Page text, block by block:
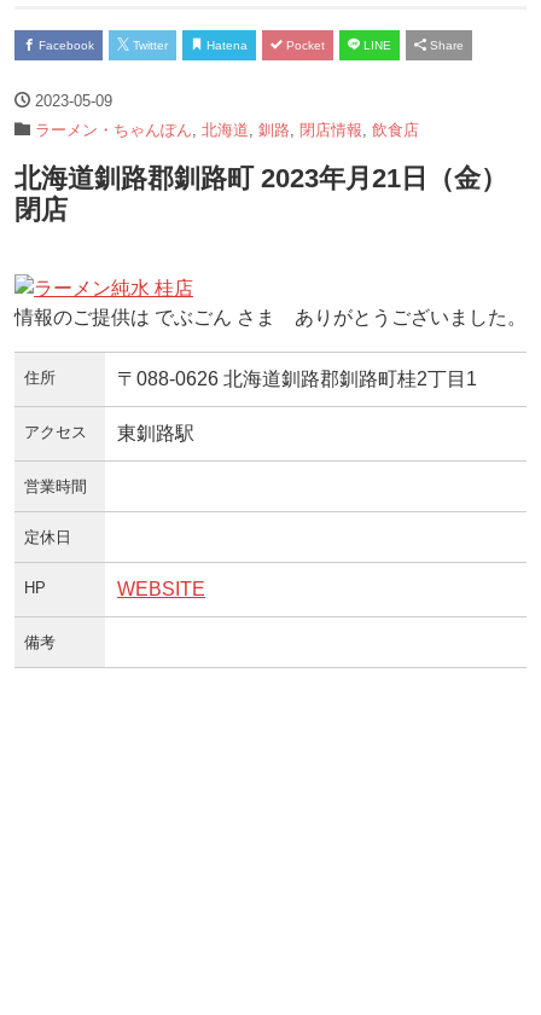
Facebook Twitter Hatena Pocket LINE Share
2023-05-09
ラーメン・ちゃんぽん 北海道 釧路 閉店情報 飲食店
北海道釧路郡釧路町 2023年月21日（金）
閉店
情報のご提供は でぶごん さま ありがとうございました。
住所 〒088-0626 北海道釧路郡釧路町桂2丁目1
アクセス 東釧路駅
営業時間
定休日
HP WEBSITE
備考